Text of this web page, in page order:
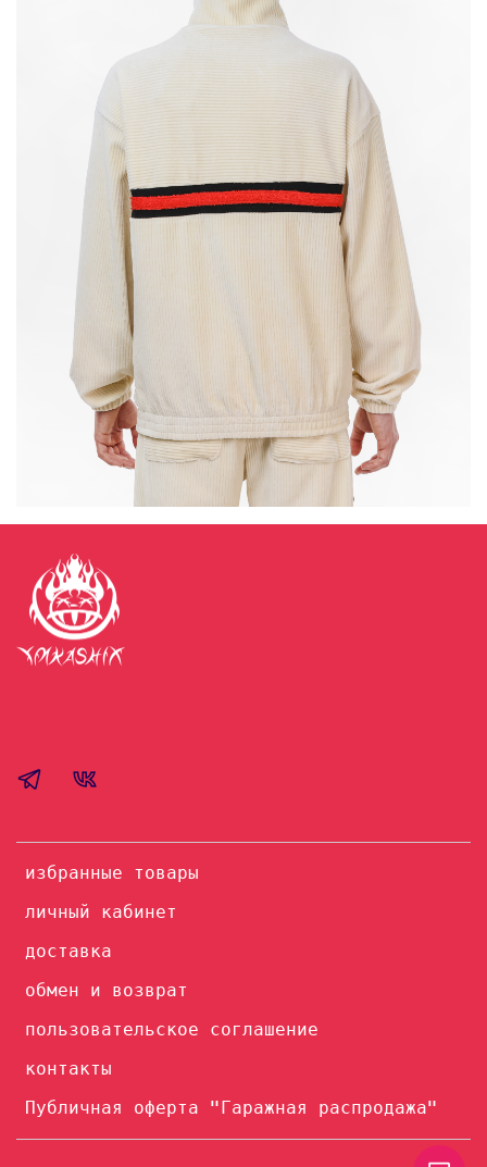
избранные товары
личный кабинет
доставка
обмен и возврат
пользовательское соглашение
контакты
Публичная оферта "Гаражная распродажа"